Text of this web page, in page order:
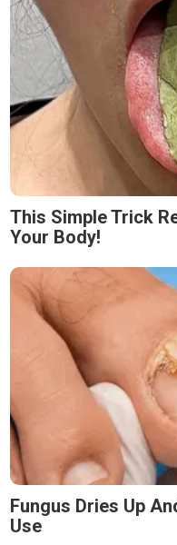
This Simple Trick
Your Body!
Fungus Dries Up
Use